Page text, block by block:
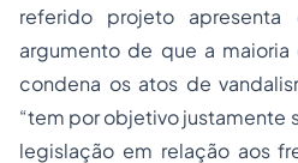
referido projeto
argumento de que a
condena os atos de
“tem por objetivo justamente
legislação em relação aos